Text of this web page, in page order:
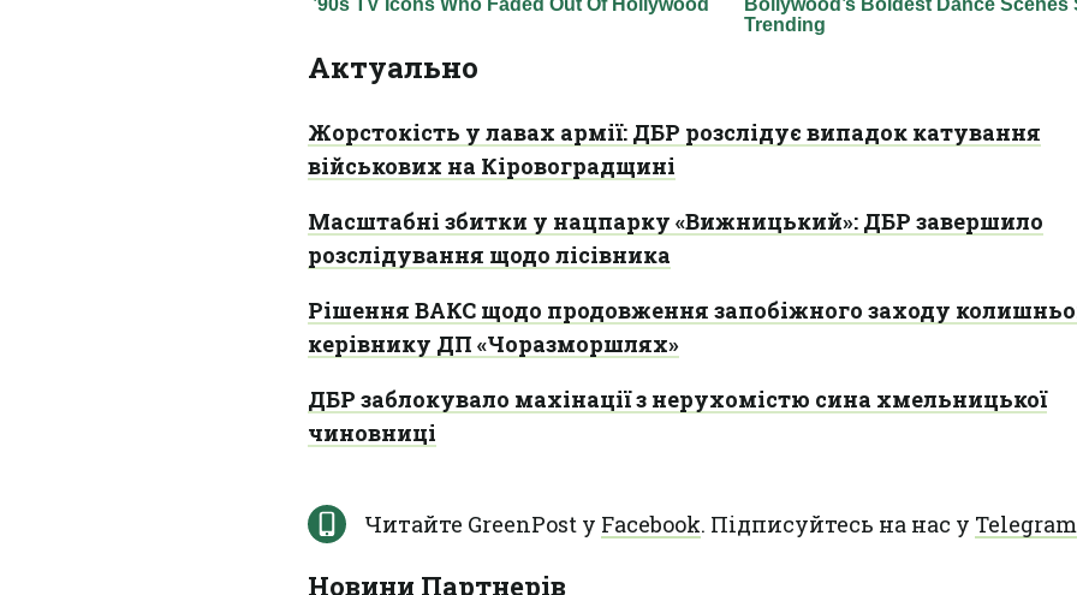
Актуально
Жорстокість у лавах армії: ДБР розслідує випадок катування
військових на Кіровоградщині
Масштабні збитки у нацпарку «Вижницький»: ДБР завершило
розслідування щодо лісівника
Рішення ВАКС щодо продовження запобіжного заходу
керівнику ДП «Чоразморшлях»
ДБР заблокувало махінації з нерухомістю сина хмельницької
чиновниці
Читайте GreenPost у Facebook. Підписуйтесь на нас у Telegram